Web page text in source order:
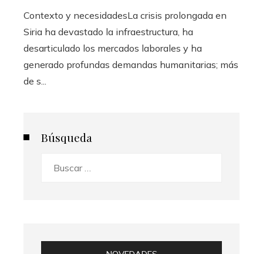
Contexto y necesidadesLa crisis prolongada en
Siria ha devastado la infraestructura, ha
desarticulado los mercados laborales y ha
generado profundas demandas humanitarias; más
de s...
Búsqueda